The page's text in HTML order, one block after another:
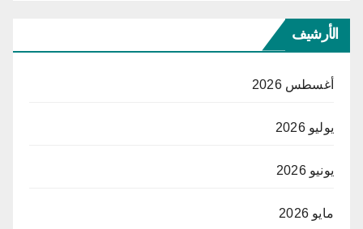
الأرشيف
أغسطس 2026
يوليو 2026
يونيو 2026
مايو 2026